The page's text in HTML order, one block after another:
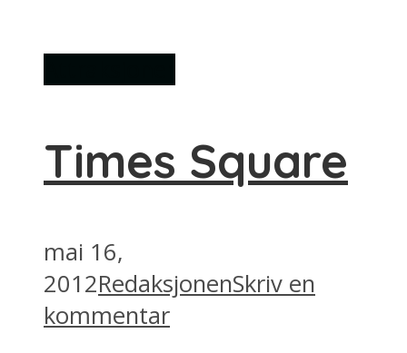
Times Square
mai 16,
2012RedaksjonenSkriv en
kommentar